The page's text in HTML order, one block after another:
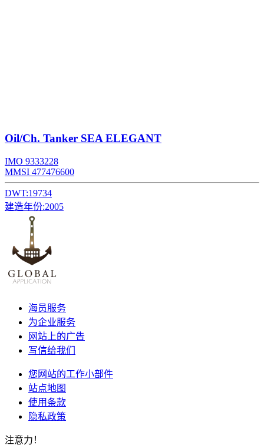
Oil/Ch. Tanker SEA ELEGANT
IMO 9333228
MMSI 477476600
DWT:19734
建造年份:2005
海员服务
为企业服务
网站上的广告
写信给我们
您网站的工作小部件
站点地图
使用条款
隐私政策
注意力！